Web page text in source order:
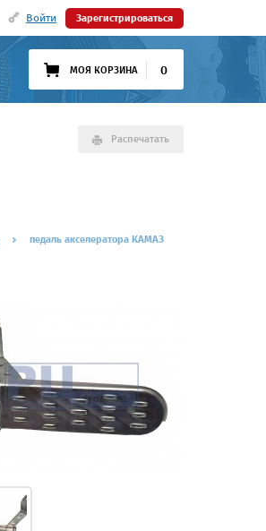
Войти Зарегистрироваться
МОЯ КОРЗИНА 0
Распечатать
педаль акселератора КАМАЗ